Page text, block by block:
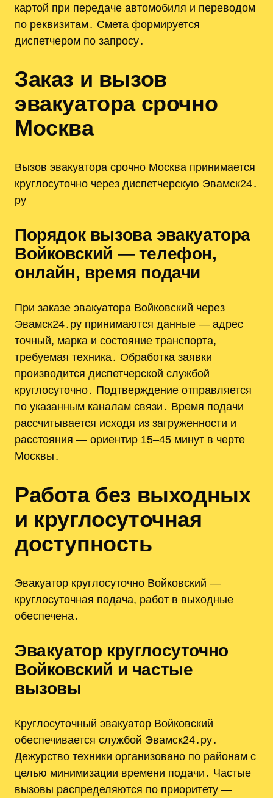
картой при передаче автомобиля и переводом
по реквизитам․ Смета формируется
диспетчером по запросу․
Заказ и вызов
эвакуатора срочно
Москва
Вызов эвакуатора срочно Москва принимается
круглосуточно через диспетчерскую Эвамск24․
ру
Порядок вызова эвакуатора
Войковский — телефон,
онлайн, время подачи
При заказе эвакуатора Войковский через
Эвамск24․ру принимаются данные — адрес
точный, марка и состояние транспорта,
требуемая техника․ Обработка заявки
производится диспетчерской службой
круглосуточно․ Подтверждение отправляется
по указанным каналам связи․ Время подачи
рассчитывается исходя из загруженности и
расстояния — ориентир 15–45 минут в черте
Москвы․
Работа без выходных
и круглосуточная
доступность
Эвакуатор круглосуточно Войковский —
круглосуточная подача, работ в выходные
обеспечена․
Эвакуатор круглосуточно
Войковский и частые
вызовы
Круглосуточный эвакуатор Войковский
обеспечивается службой Эвамск24․ру․
Дежурство техники организовано по районам с
целью минимизации времени подачи․ Частые
вызовы распределяются по приоритету —